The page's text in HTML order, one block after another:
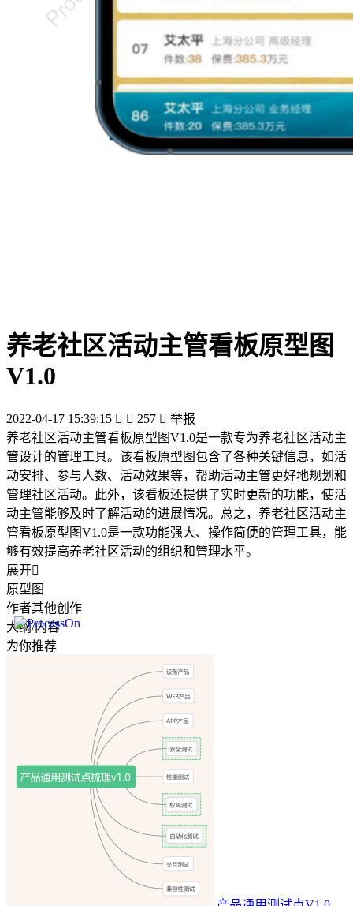
养老社区活动主管看板原型图
V1.0
2022-04-17 15:39:15   257  举报
养老社区活动主管看板原型图V1.0是一款专为养老社区活动主
管设计的管理工具。该看板原型图包含了各种关键信息，如活
动安排、参与人数、活动效果等，帮助活动主管更好地规划和
管理社区活动。此外，该看板还提供了实时更新的功能，使活
动主管能够及时了解活动的进展情况。总之，养老社区活动主
管看板原型图V1.0是一款功能强大、操作简便的管理工具，能
够有效提高养老社区活动的组织和管理水平。
展开
原型图
作者其他创作
大纲/内容
为你推荐